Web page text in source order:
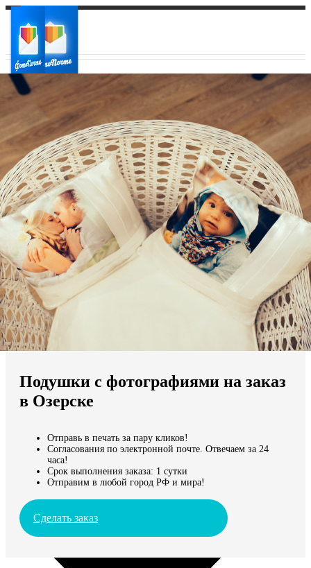
Ваш город:
Ваш регион доставки
Выберите из списка:
Мы доставляем по всему миру
Продолжить без города
Подушки с фотографиями на заказ
в Озерске
Отправь в печать за пару кликов!
Согласования по электронной почте. Отвечаем за 24
часа!
Срок выполнения заказа: 1 сутки
Отправим в любой город РФ и мира!
Сделать заказ